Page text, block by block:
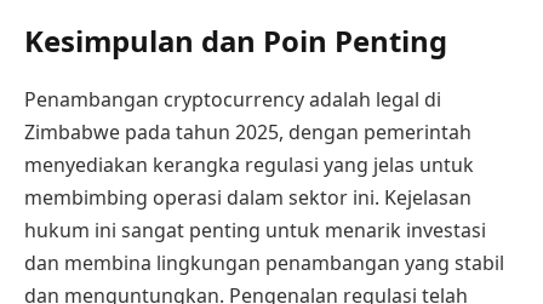
Kesimpulan dan Poin Penting
Penambangan cryptocurrency adalah legal di
Zimbabwe pada tahun 2025, dengan pemerintah
menyediakan kerangka regulasi yang jelas untuk
membimbing operasi dalam sektor ini. Kejelasan
hukum ini sangat penting untuk menarik investasi
dan membina lingkungan penambangan yang stabil
dan menguntungkan. Pengenalan regulasi telah